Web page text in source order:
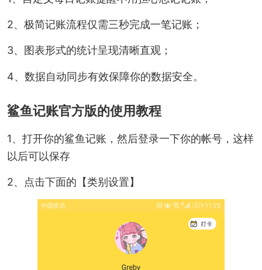
2、极简记账流程仅需三秒完成一笔记账；
3、图表形式的统计呈现清晰直观；
4、数据自动同步有效保障你的数据安全。
鲨鱼记账官方版的使用教程
1、打开你的鲨鱼记账，然后登录一下你的帐号，这样
以后可以保存
2、点击下面的【类别设置】